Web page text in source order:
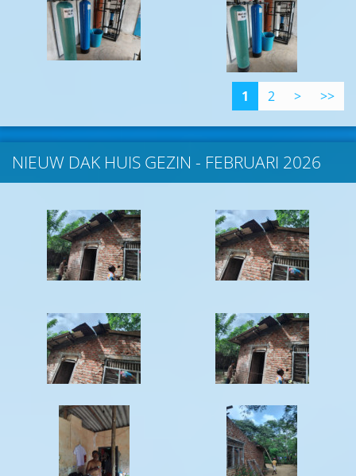
1 2 > >>
NIEUW DAK HUIS GEZIN - FEBRUARI 2026